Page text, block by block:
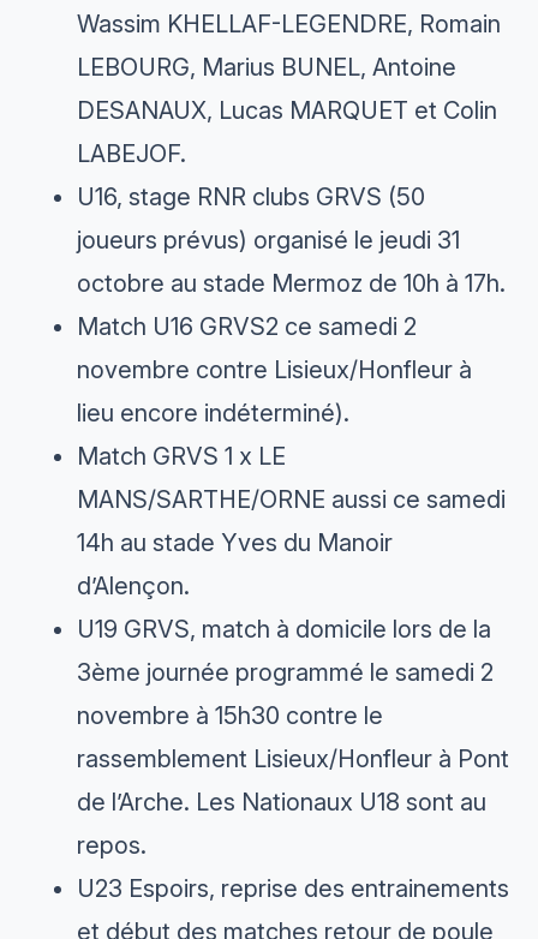
Wassim KHELLAF-LEGENDRE, Romain
LEBOURG, Marius BUNEL, Antoine
DESANAUX, Lucas MARQUET et Colin
LABEJOF.
U16, stage RNR clubs GRVS (50
joueurs prévus) organisé le jeudi 31
octobre au stade Mermoz de 10h à 17h.
Match U16 GRVS2 ce samedi 2
novembre contre Lisieux/Honfleur à
lieu encore indéterminé).
Match GRVS 1 x LE
MANS/SARTHE/ORNE aussi ce samedi
14h au stade Yves du Manoir
d’Alençon.
U19 GRVS, match à domicile lors de la
3ème journée programmé le samedi 2
novembre à 15h30 contre le
rassemblement Lisieux/Honfleur à Pont
de l’Arche. Les Nationaux U18 sont au
repos.
U23 Espoirs, reprise des entrainements
et début des matches retour de poule